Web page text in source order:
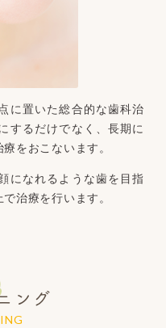
に置いた総合的な歯科治
するだけでなく、長期に
をおこないます。
になれるような歯を目指
治療を行います。
ング